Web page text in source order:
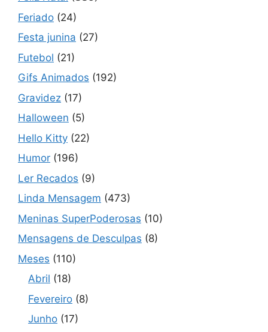
Feriado (24)
Festa junina (27)
Futebol (21)
Gifs Animados (192)
Gravidez (17)
Halloween (5)
Hello Kitty (22)
Humor (196)
Ler Recados (9)
Linda Mensagem (473)
Meninas SuperPoderosas (10)
Mensagens de Desculpas (8)
Meses (110)
Abril (18)
Fevereiro (8)
Junho (17)